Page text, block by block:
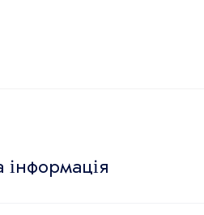
інформація